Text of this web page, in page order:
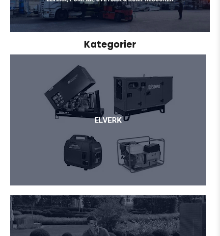
Kategorier
ELVERK